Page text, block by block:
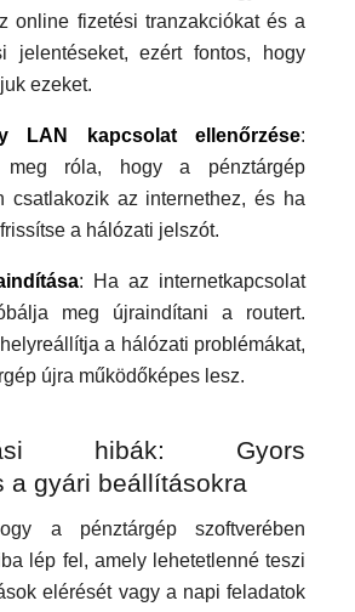
online fizetési tranzakciókat és a
jelentéseket, ezért fontos, hogy
ezeket.
LAN kapcsolat ellenőrzése:
meg róla, hogy a pénztárgép
csatlakozik az internethez, és ha
a hálózati jelszót.
: Ha az internetkapcsolat
meg újraindítani a routert.
a hálózati problémákat,
újra működőképes lesz.
hibák: Gyors
a gyári beállításokra
a pénztárgép szoftverében
lép fel, amely lehetetlenné teszi
elérését vagy a napi feladatok